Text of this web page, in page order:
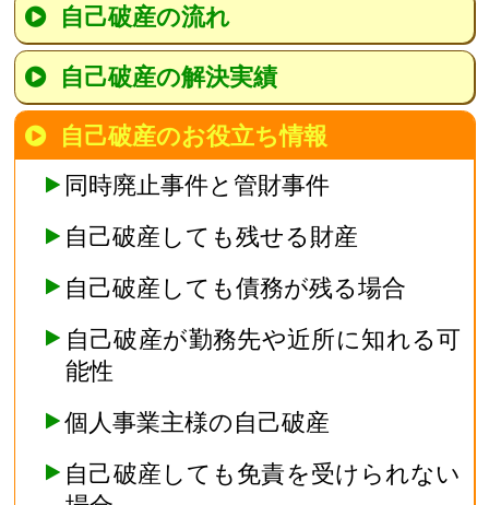
自己破産の流れ
自己破産の解決実績
自己破産のお役立ち情報
同時廃止事件と管財事件
自己破産しても残せる財産
自己破産しても債務が残る場合
自己破産が勤務先や近所に知れる可
能性
個人事業主様の自己破産
自己破産しても免責を受けられない